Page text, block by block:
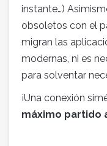
instante…)
obsoletos con el
migran las
modernas, ni es
para solventar
¡Una conexión
máximo partido